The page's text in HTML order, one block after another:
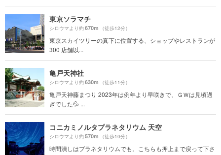
東京ソラマチ
シロウマより約670m （徒歩12分）
東京スカイツリーの真下に位置する、ショップやレストランが
300 店舗以...
亀戸天神社
シロウマより約630m （徒歩11分）
亀戸天神藤まつり 2023年は例年より早咲きで、ＧＷは見頃過
ぎでした💦 ...
コニカミノルタプラネタリウム 天空
シロウマより約570m （徒歩10分）
時間潰しはプラネタリウムでも。こちらも押上まで戻って下さ